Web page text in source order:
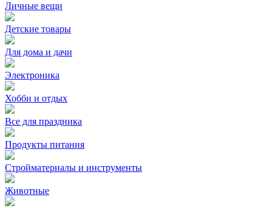
Личные вещи
Детские товары
Для дома и дачи
Электроника
Хобби и отдых
Все для праздника
Продукты питания
Стройматериалы и инструменты
Животные